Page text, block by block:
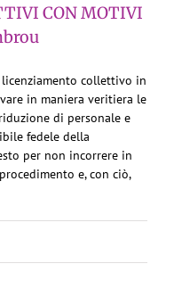
CON MOTIVI
collettivo in
in maniera veritiera le
di personale e
fedele della
per non incorrere in
e, con ciò,